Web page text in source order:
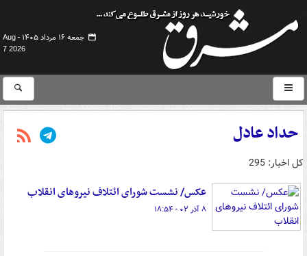
جمعه ۱۶ مرداد ۱۴۰۵ -
Aug
7 2026
حداد عادل
کل اخبار: 295
عکس/ نشست شورای ائتلاف نیروهای انقلاب
۸ آذر ۰۲ - ۱۸:۵۴